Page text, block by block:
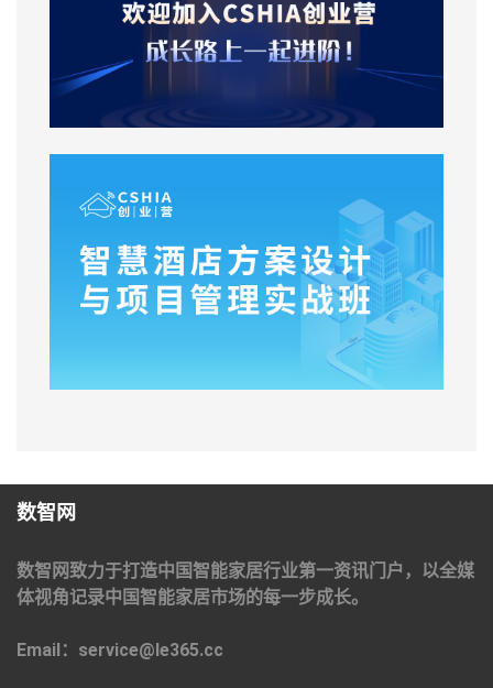
数智网
数智网致力于打造中国智能家居行业第一资讯门户，以全媒
体视角记录中国智能家居市场的每一步成长。
Email：service@le365.cc